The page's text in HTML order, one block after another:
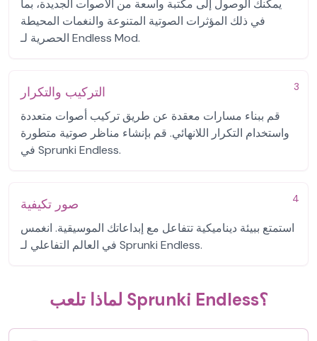
يمكنك الوصول إلى مكتبة واسعة من الأصوات الجديدة، بما
في ذلك المؤثرات الصوتية المتنوعة والنغمات المحيطة
الحصرية لـ Endless Mod.
3 التركيب والتكرار
قم ببناء مسارات معقدة عن طريق تركيب أصوات متعددة
واستخدام التكرار اللانهائي. قم بإنشاء مناظر صوتية متطورة
في Sprunki Endless.
4 صور تكيفية
استمتع ببيئة ديناميكية تتفاعل مع إبداعاتك الموسيقية. انغمس
في العالم التفاعلي لـ Sprunki Endless.
لماذا تلعب Sprunki Endless؟